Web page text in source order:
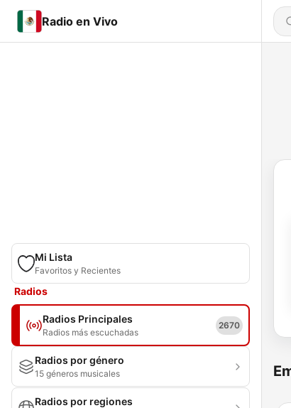
Radio en Vivo
Mi Lista
Favoritos y Recientes
Radios
Radios Principales
Radios más escuchadas
2670
Radios por género
15 géneros musicales
Radios por regiones